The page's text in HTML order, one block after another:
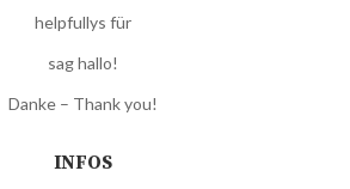
helpfullys für
sag hallo!
Danke – Thank you!
INFOS